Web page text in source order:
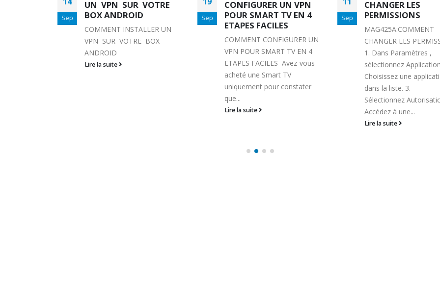
Sep
CONFIGURER UN VPN
POUR SMART TV EN 4
ETAPES FACILES
COMMENT CONFIGURER UN
VPN POUR SMART TV EN 4
ETAPES FACILES Avez-vous
Sep
CHANGER LES
PERMISSIONS
MAG425A:COMMENT
CHANGER LES PERMISSIONS
1. Dans Paramètres ,
sélectionnez Applications . 2.
Choisissez une application
dans la liste. 3.
Sélectionnez Autorisations . 4.
Accédez à une...
Sep
POUR AVOIR +
D’APPLICATIONS A
TELECHARGER
VPN POUR SMART
VOUS SOUHAITEZ
MAXIMUM D'OPTIONS
LE TELECHARGEMENT
D'APPLICATIONS ?
INSTALLEZ UN VPN
Lire la suite